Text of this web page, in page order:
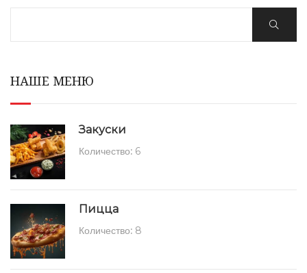
НАШЕ МЕНЮ
Закуски
Количество: 6
Пицца
Количество: 8